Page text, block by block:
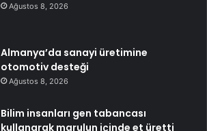
Ağustos 8, 2026
Almanya’da sanayi üretimine
otomotiv desteği
Ağustos 8, 2026
Bilim insanları gen tabancası
kullanarak marulun içinde et üretti